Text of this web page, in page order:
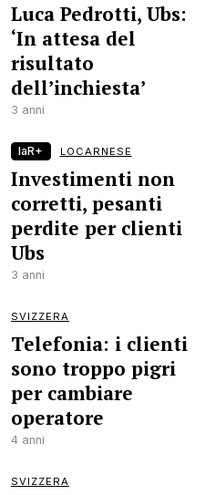
Luca Pedrotti, Ubs:
‘In attesa del
risultato
dell’inchiesta’
3 anni
laR+ LOCARNESE
Investimenti non
corretti, pesanti
perdite per clienti
Ubs
3 anni
SVIZZERA
Telefonia: i clienti
sono troppo pigri
per cambiare
operatore
4 anni
SVIZZERA